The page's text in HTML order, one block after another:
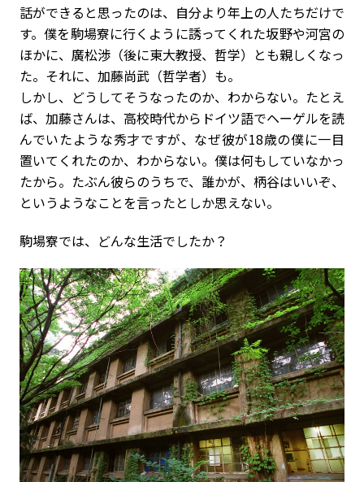
話ができると思ったのは、自分より年上の人たちだけで
す。僕を駒場寮に行くように誘ってくれた坂野や河宮の
ほかに、廣松渉（後に東大教授、哲学）とも親しくなっ
た。それに、加藤尚武（哲学者）も。
しかし、どうしてそうなったのか、わからない。たとえ
ば、加藤さんは、高校時代からドイツ語でヘーゲルを読
んでいたような秀才ですが、なぜ彼が18歳の僕に一目
置いてくれたのか、わからない。僕は何もしていなかっ
たから。たぶん彼らのうちで、誰かが、柄谷はいいぞ、
というようなことを言ったとしか思えない。
――駒場寮では、どんな生活でしたか？